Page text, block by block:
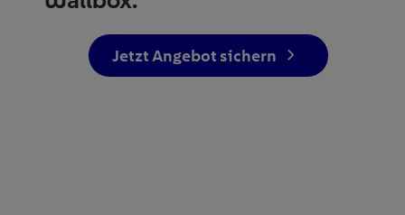
Jetzt Angebot sichern